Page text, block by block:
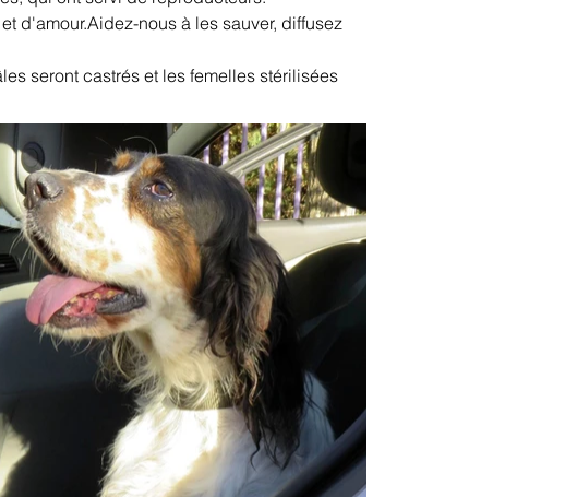
d'amour.Aidez-nous à les sauver, diffusez
seront castrés et les femelles stérilisées